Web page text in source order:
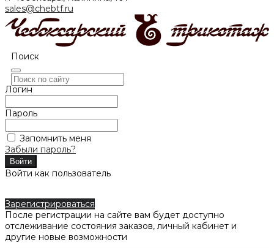
sales@chebtf.ru
Поиск
Логин
Пароль
Запомнить меня
Забыли пароль?
Войти как пользователь
Зарегистрироваться
После регистрации на сайте вам будет доступно
отслеживание состояния заказов, личный кабинет и
другие новые возможности